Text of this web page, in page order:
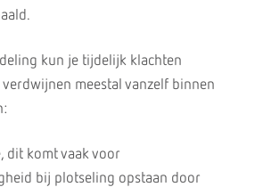
kun je tijdelijk klachten
verdwijnen meestal vanzelf binnen
dit komt vaak voor
bij plotseling opstaan door